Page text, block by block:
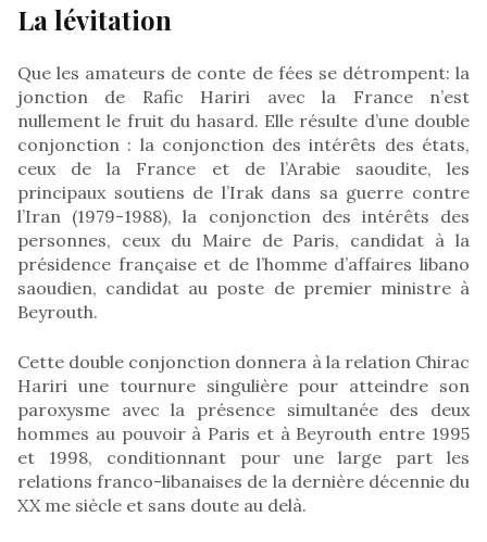
La lévitation
Que les amateurs de conte de fées se détrompent: la
jonction de Rafic Hariri avec la France n’est
nullement le fruit du hasard. Elle résulte d’une double
conjonction : la conjonction des intérêts des états,
ceux de la France et de l’Arabie saoudite, les
principaux soutiens de l’Irak dans sa guerre contre
l’Iran (1979-1988), la conjonction des intérêts des
personnes, ceux du Maire de Paris, candidat à la
présidence française et de l’homme d’affaires libano
saoudien, candidat au poste de premier ministre à
Beyrouth.
Cette double conjonction donnera à la relation Chirac
Hariri une tournure singulière pour atteindre son
paroxysme avec la présence simultanée des deux
hommes au pouvoir à Paris et à Beyrouth entre 1995
et 1998, conditionnant pour une large part les
relations franco-libanaises de la dernière décennie du
XX me siècle et sans doute au delà.